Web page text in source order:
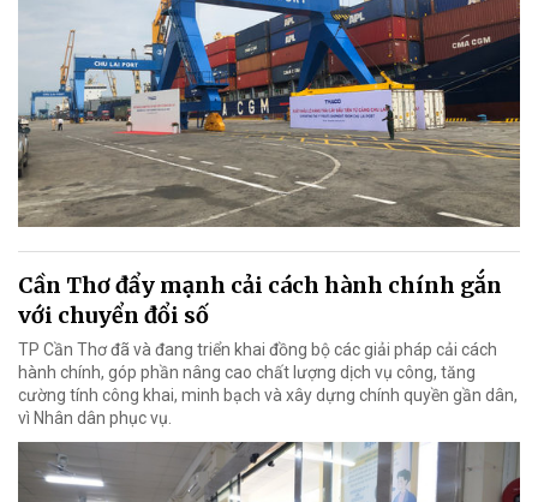
Cần Thơ đẩy mạnh cải cách hành chính gắn
với chuyển đổi số
TP Cần Thơ đã và đang triển khai đồng bộ các giải pháp cải cách
hành chính, góp phần nâng cao chất lượng dịch vụ công, tăng
cường tính công khai, minh bạch và xây dựng chính quyền gần dân,
vì Nhân dân phục vụ.